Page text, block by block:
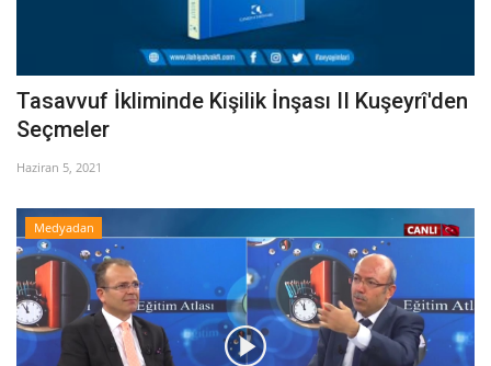
Tasavvuf İkliminde Kişilik İnşası II Kuşeyrî'den
Seçmeler
Haziran 5, 2021
Medyadan